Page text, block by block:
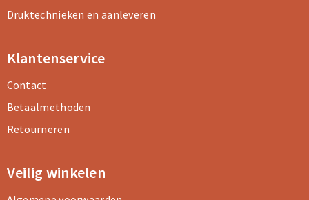
Druktechnieken en aanleveren
Klantenservice
Contact
Betaalmethoden
Retourneren
Veilig winkelen